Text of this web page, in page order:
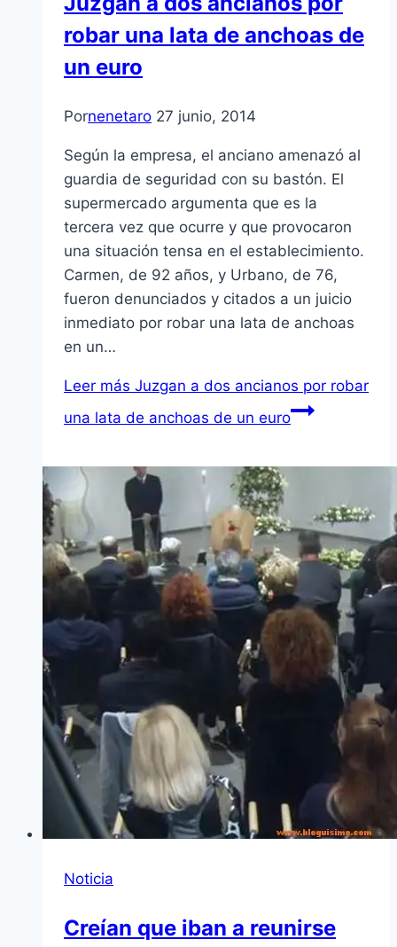
robar una lata de anchoas de
un euro
Pornenetaro 27 junio, 2014
Según la empresa, el anciano amenazó al
guardia de seguridad con su bastón. El
supermercado argumenta que es la
tercera vez que ocurre y que provocaron
una situación tensa en el establecimiento.
Carmen, de 92 años, y Urbano, de 76,
fueron denunciados y citados a un juicio
inmediato por robar una lata de anchoas
en un…
Leer más Juzgan a dos ancianos por robar
una lata de anchoas de un euro
Noticia
Creían que iban a reunirse